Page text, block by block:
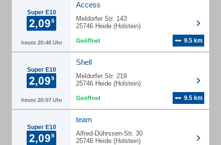
Super E10
heute 20:46 Uhr
Access
Meldorfer Str. 143
25746 Heide (Holstein)
9.5 km
Super E10
heute 20:57 Uhr
Shell
Meldorfer Str. 219
25746 Heide (Holstein)
9.5 km
Super E10
team
Alfred-Dührssen-Str. 30
25746 Heide (Holstein)